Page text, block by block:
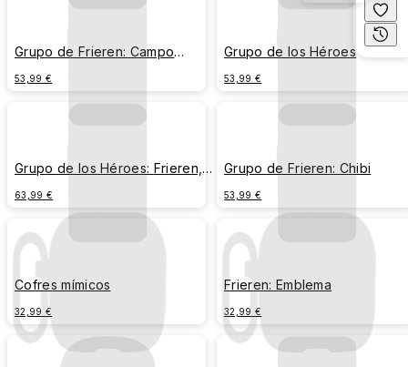
Grupo de Frieren: Campo
53,99 €
Grupo de los Héroes
53,99 €
Grupo de los Héroes: Frieren,
63,99 €
Grupo de Frieren: Chibi
53,99 €
Cofres mímicos
32,99 €
Frieren: Emblema
32,99 €